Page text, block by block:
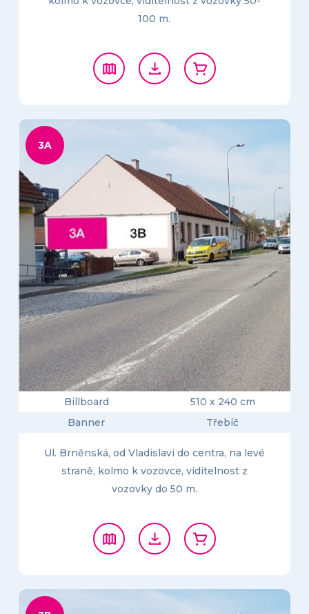
100 m.
3A
Billboard
510 x 240 cm
Banner
Třebíč
Ul. Brněnská, od Vladislavi do centra, na levé
straně, kolmo k vozovce, viditelnost z
vozovky do 50 m.